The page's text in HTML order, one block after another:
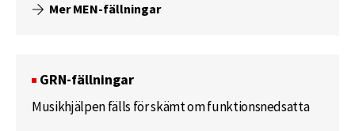
Mer MEN-fällningar
GRN-fällningar
Musikhjälpen fälls för skämt om funktionsnedsatta